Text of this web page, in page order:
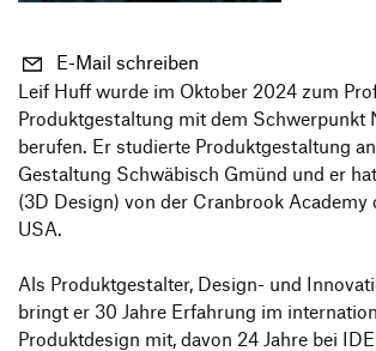
HfG-Netzwerk
Downloads
Informationsveranstaltungen
E-Mail schreiben
Leif Huff wurde im Oktober 2024 zum
Produktgestaltung mit dem Schwerpunkt
berufen. Er studierte Produktgestaltung
Gestaltung Schwäbisch Gmünd und er
(3D Design) von der Cranbrook Academy
USA.
Als Produktgestalter, Design- und
bringt er 30 Jahre Erfahrung im
Produktdesign mit, davon 24 Jahre bei